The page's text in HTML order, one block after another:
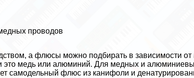
проводов
а флюсы можно подбирать в зависимости от
это медь или алюминий. Для медных и
самодельный флюс из канифоли и